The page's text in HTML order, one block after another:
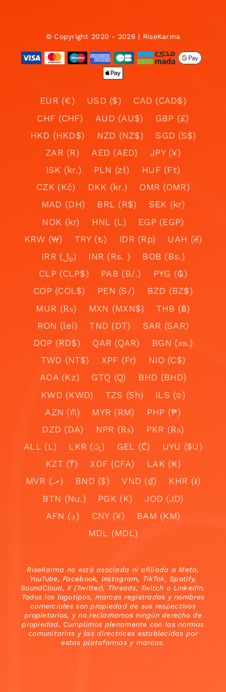
© Copyright 2020 - 2026 | RiseKarma
EUR (€) USD ($)
CAD (CAD$)
CHF (CHF)
AUD (AU$)
GBP (£)
HKD (HKD$)
NZD (NZ$)
SGD (S$)
ZAR (R)
AED (AED)
JPY (¥)
ISK (kr.)
PLN (zł)
HUF (Ft)
CZK (Kč)
DKK (kr.)
OMR (OMR)
MAD (DH)
BRL (R$)
SEK (kr)
NOK (kr)
HNL (L)
EGP (EGP)
KRW (₩)
TRY (₺) IDR (Rp)
UAH (₴)
IRR (﷼)
INR (Rs. )
BOB (Bs.)
CLP (CLP$)
PAB (B/.)
PYG (₲)
COP (COL$)
PEN (S/)
BZD (BZ$)
MUR (₨)
MXN (MXN$)
THB (฿)
RON (lei)
TND (DT)
SAR (SAR)
DOP (RD$)
QAR (QAR)
BGN (лв.)
TWD (NT$)
XPF (Fr)
NIO (C$)
AOA (Kz)
GTQ (Q)
BHD (BHD)
KWD (KWD)
TZS (Sh)
ILS (₪)
AZN (₼)
MYR (RM)
PHP (₱)
DZD (DA)
NPR (₨)
PKR (₨)
ALL (L)
LKR (රු) GEL (₾)
UYU ($U)
KZT (₸)
XOF (CFA)
LAK (₭)
MVR (.ރ)
BND ($) VND (₫)
KHR (៛)
BTN (Nu.)
PGK (K)
JOD (JD)
AFN (؋)
CNY (¥)
BAM (KM)
MDL (MDL)
RiseKarma no está asociada ni afiliada a Meta,
YouTube, Facebook, Instagram, TikTok, Spotify,
SoundCloud, X (Twitter), Threads, Twitch o LinkedIn.
Todos los logotipos, marcas registradas y nombres
comerciales son propiedad de sus respectivos
propietarios, y no reclamamos ningún derecho de
propiedad. Cumplimos plenamente con las normas
comunitarias y las directrices establecidas por
estas plataformas y marcas.